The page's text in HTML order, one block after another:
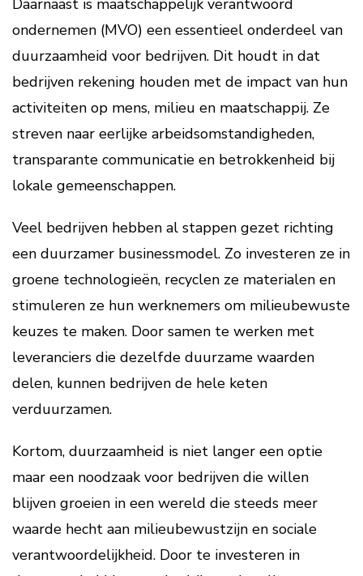
Daarnaast is maatschappelijk verantwoord
ondernemen (MVO) een essentieel onderdeel van
duurzaamheid voor bedrijven. Dit houdt in dat
bedrijven rekening houden met de impact van hun
activiteiten op mens, milieu en maatschappij. Ze
streven naar eerlijke arbeidsomstandigheden,
transparante communicatie en betrokkenheid bij
lokale gemeenschappen.
Veel bedrijven hebben al stappen gezet richting
een duurzamer businessmodel. Zo investeren ze in
groene technologieën, recyclen ze materialen en
stimuleren ze hun werknemers om milieubewuste
keuzes te maken. Door samen te werken met
leveranciers die dezelfde duurzame waarden
delen, kunnen bedrijven de hele keten
verduurzamen.
Kortom, duurzaamheid is niet langer een optie
maar een noodzaak voor bedrijven die willen
blijven groeien in een wereld die steeds meer
waarde hecht aan milieubewustzijn en sociale
verantwoordelijkheid. Door te investeren in